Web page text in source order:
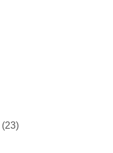
(23)